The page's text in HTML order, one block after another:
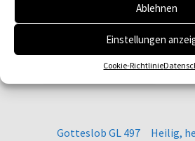
Ablehnen
Einstellungen
Cookie-Richtlinie
Gotteslob GL 497 Heilig,